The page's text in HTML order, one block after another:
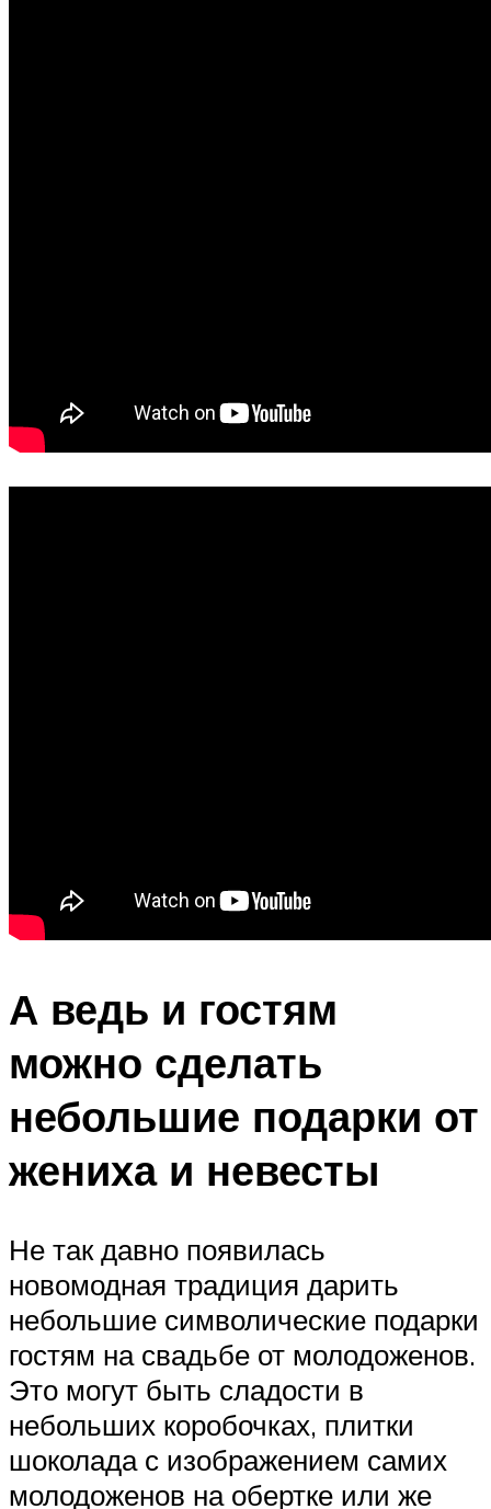
А ведь и гостям
можно сделать
небольшие подарки от
жениха и невесты
Не так давно появилась
новомодная традиция дарить
небольшие символические подарки
гостям на свадьбе от молодоженов.
Это могут быть сладости в
небольших коробочках, плитки
шоколада с изображением самих
молодоженов на обертке или же